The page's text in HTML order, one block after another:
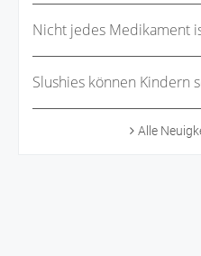
Nicht jedes Medikament
Slushies können Kindern
Alle